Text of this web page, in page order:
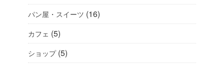
パン屋・スイーツ (16)
カフェ (5)
ショップ(5)